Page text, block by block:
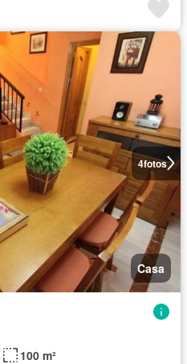
4fotos
Casa
100 m²